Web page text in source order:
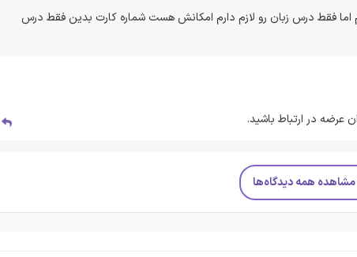
فقط درس زبان رو لازم دارم امکانش هست شماره کارت بدین فقط درس
عرضه در ارتباط باشید.
مشاهده همه دیدگاه‌ها